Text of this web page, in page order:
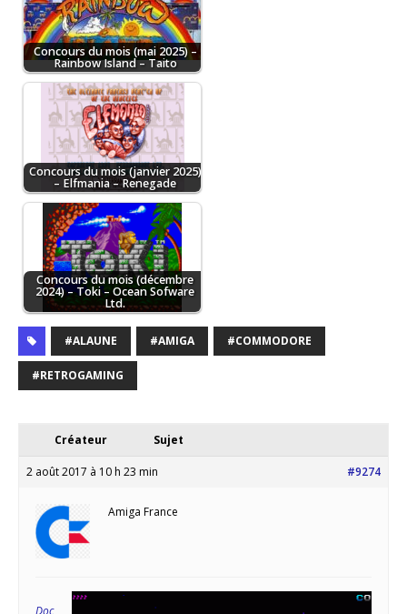
Concours du mois (mai 2025) –
Rainbow Island – Taito
Concours du mois (janvier 2025)
– Elfmania – Renegade
Concours du mois (décembre
2024) – Toki – Ocean Sofware
Ltd.
#ALAUNE #AMIGA #COMMODORE
#RETROGAMING
Créateur Sujet
2 août 2017 à 10 h 23 min #9274
Amiga France
Doc